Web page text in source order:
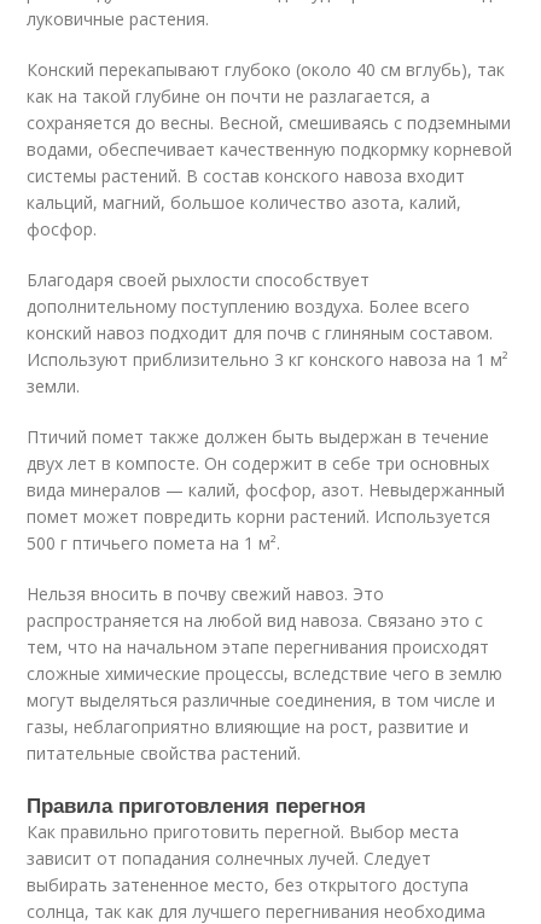
луковичные растения.
Конский перекапывают глубоко (около 40 см вглубь), так
как на такой глубине он почти не разлагается, а
сохраняется до весны. Весной, смешиваясь с подземными
водами, обеспечивает качественную подкормку корневой
системы растений. В состав конского навоза входит
кальций, магний, большое количество азота, калий,
фосфор.
Благодаря своей рыхлости способствует
дополнительному поступлению воздуха. Более всего
конский навоз подходит для почв с глиняным составом.
Используют приблизительно 3 кг конского навоза на 1 м²
земли.
Птичий помет также должен быть выдержан в течение
двух лет в компосте. Он содержит в себе три основных
вида минералов — калий, фосфор, азот. Невыдержанный
помет может повредить корни растений. Используется
500 г птичьего помета на 1 м².
Нельзя вносить в почву свежий навоз. Это
распространяется на любой вид навоза. Связано это с
тем, что на начальном этапе перегнивания происходят
сложные химические процессы, вследствие чего в землю
могут выделяться различные соединения, в том числе и
газы, неблагоприятно влияющие на рост, развитие и
питательные свойства растений.
Правила приготовления перегноя
Как правильно приготовить перегной. Выбор места
зависит от попадания солнечных лучей. Следует
выбирать затененное место, без открытого доступа
солнца, так как для лучшего перегнивания необходима